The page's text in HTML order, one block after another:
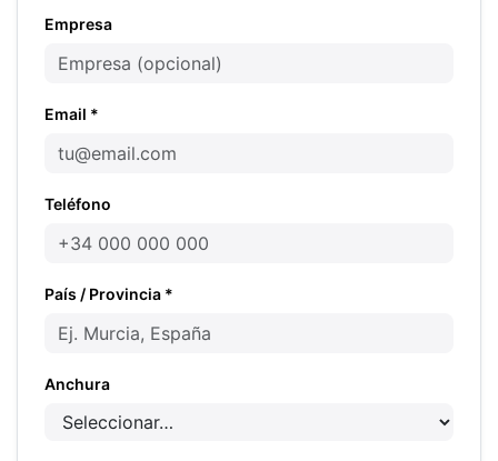
Empresa
Email *
Teléfono
País / Provincia *
Anchura